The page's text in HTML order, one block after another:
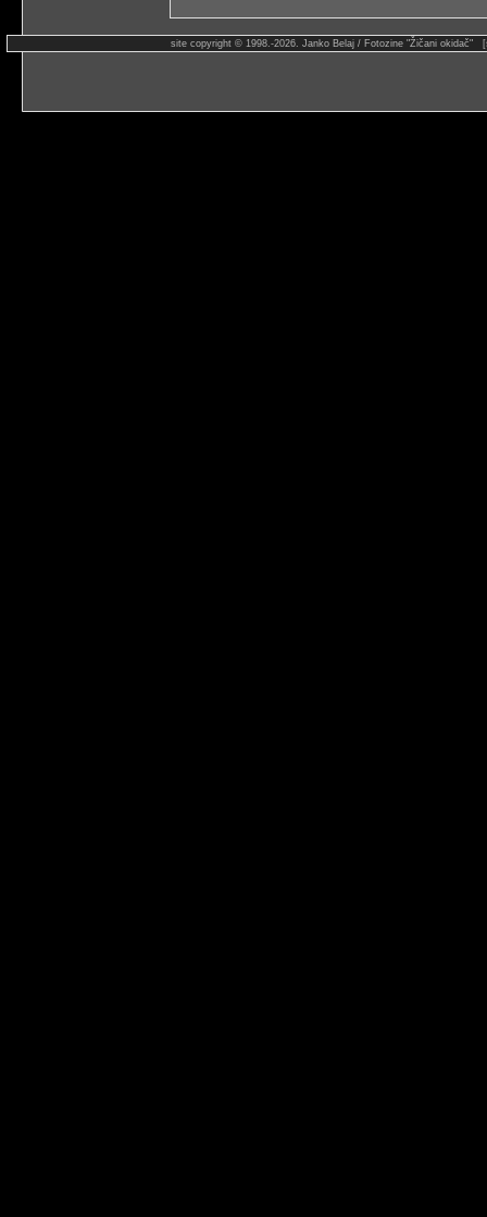
site copyright © 1998.-2026. Janko Belaj / Fotozine "Žičani okidač"